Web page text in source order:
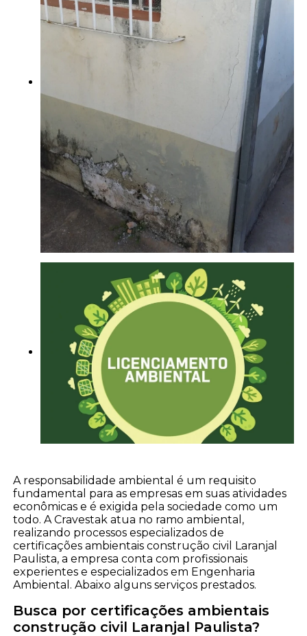
A responsabilidade ambiental é um requisito
fundamental para as empresas em suas atividades
econômicas e é exigida pela sociedade como um
todo. A Cravestak atua no ramo ambiental,
realizando processos especializados de
certificações ambientais construção civil Laranjal
Paulista, a empresa conta com profissionais
experientes e especializados em Engenharia
Ambiental. Abaixo alguns serviços prestados.
Busca por certificações ambientais
construção civil Laranjal Paulista?